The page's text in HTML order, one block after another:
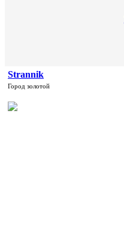
Strannik
Город золотой